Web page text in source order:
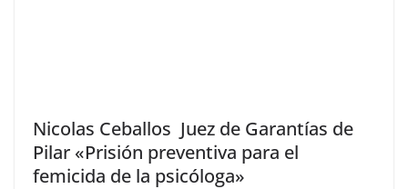
Nicolas Ceballos Juez de Garantías de
Pilar «Prisión preventiva para el
femicida de la psicóloga»